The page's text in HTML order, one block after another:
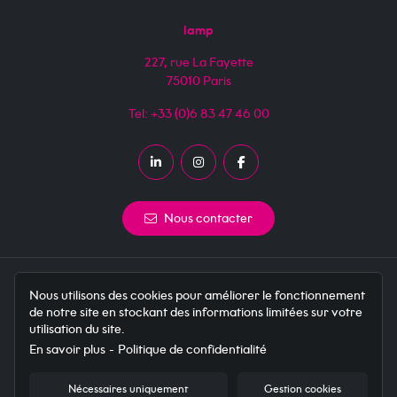
lamp
227, rue La Fayette
75010 Paris
Tel: +33 (0)6 83 47 46 00
LinkedInInstagramFacebook
Nous contacter
Studio de développement web dédié à transformer vos
ambitions digitales en réalités concrètes.
Menu du pied de page
Confidentialité
Nous utilisons des cookies pour améliorer le fonctionnement
de notre site en stockant des informations limitées sur votre
utilisation du site.
Politique de confidentialité
En savoir plus
Gestion cookies
Nécessaires uniquement